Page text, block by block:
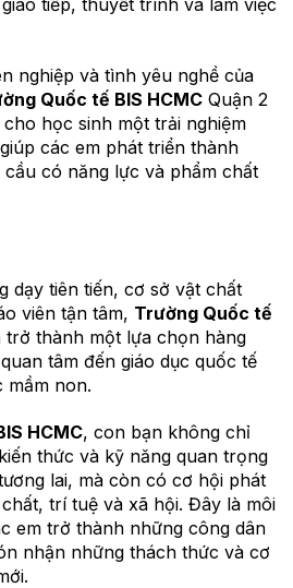
tiếp, thuyết trình và làm việc
nghiệp và tình yêu nghề của
Quốc tế BIS HCMC Quận 2
học sinh một trải nghiệm
các em phát triển thành
có năng lực và phẩm chất
dạy tiên tiến, cơ sở vật chất
viên tận tâm, Trường Quốc tế
trở thành một lựa chọn hàng
tâm đến giáo dục quốc tế
mầm non.
HCMC, con bạn không chỉ
thức và kỹ năng quan trọng
lai, mà còn có cơ hội phát
trí tuệ và xã hội. Đây là môi
em trở thành những công dân
nhận những thách thức và cơ